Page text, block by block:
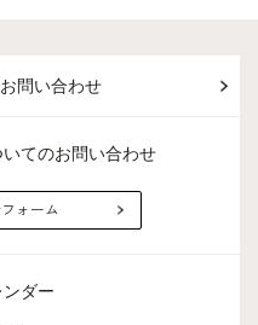
お問い合わせ
てのお問い合わせ
ォーム
ダー